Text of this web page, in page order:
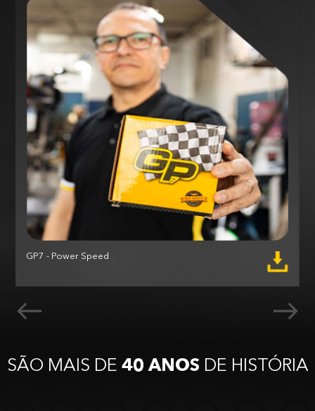
GP7 - Power Speed
SÃO MAIS DE 40 ANOS DE HISTÓRIA